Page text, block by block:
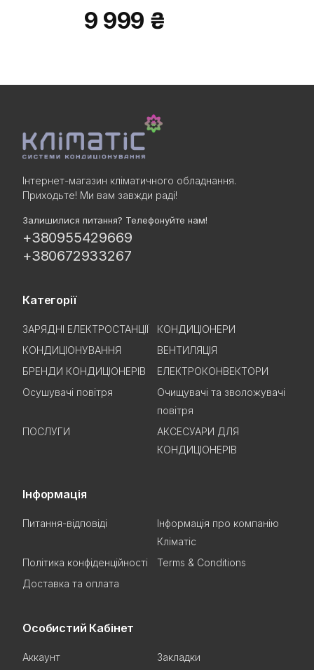
9 999 ₴
Інтернет-магазин кліматичного обладнання.
Приходьте! Ми вам завжди раді!
Залишилися питання? Телефонуйте нам!
+380955429669
+380672933267
Категорії
ЗАРЯДНІ ЕЛЕКТРОСТАНЦІЇ
КОНДИЦІОНЕРИ
КОНДИЦІОНУВАННЯ
ВЕНТИЛЯЦІЯ
БРЕНДИ КОНДИЦІОНЕРІВ
ЕЛЕКТРОКОНВЕКТОРИ
Осушувачі повітря
Очищувачі та зволожувачі
повітря
ПОСЛУГИ
АКСЕСУАРИ ДЛЯ
КОНДИЦІОНЕРІВ
Інформація
Питання-відповіді
Інформація про компанію
Кліматіс
Політика конфіденційності
Terms & Conditions
Доставка та оплата
Особистий Кабінет
Аккаунт Закладки